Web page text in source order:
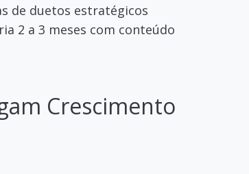
de duetos estratégicos
2 a 3 meses com conteúdo
Crescimento